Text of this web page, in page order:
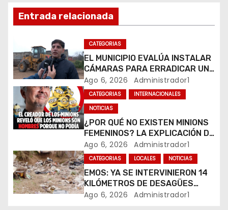
ó
n
d
e
e
n
r
a
Entrada relacionada
CATEGORIAS
EL MUNICIPIO EVALÚA INSTALAR
CÁMARAS PARA ERRADICAR UN
MICROBASURAL AL FINAL DE
CALLE CARDARELLI
Ago 6, 2026 Administrador1
CATEGORIAS
INTERNACIONALES
NOTICIAS
¿POR QUÉ NO EXISTEN MINIONS
FEMENINOS? LA EXPLICACIÓN DE
SU CREADOR QUE VOLVIÓ A
VIRALIZARSE
Ago 6, 2026 Administrador1
CATEGORIAS LOCALES NOTICIAS
EMOS: YA SE INTERVINIERON 14
KILÓMETROS DE DESAGÜES
PLUVIALES
Ago 6, 2026 Administrador1